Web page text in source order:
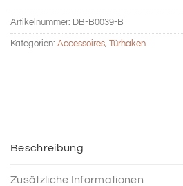
Artikelnummer: DB-B0039-B
Kategorien: Accessoires, Türhaken
Beschreibung
Zusätzliche Informationen